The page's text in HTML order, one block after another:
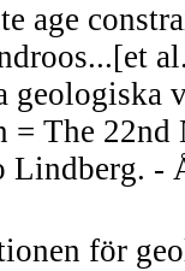
age
= The
Lindberg. -
för